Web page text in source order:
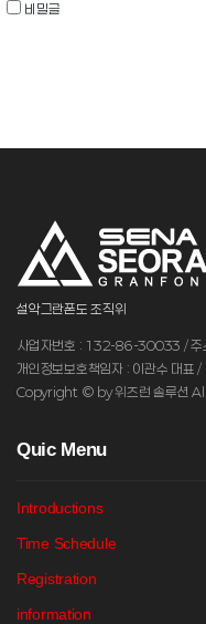
비밀글
설악그란폰도 조직위
사업자번호 : 132-86-30033 / 주
개인정보보호책임자 : 이관수 대
Copyright © by 위즈런 솔루션
Quic Menu
Introductions
Time Schedule
Registration
information